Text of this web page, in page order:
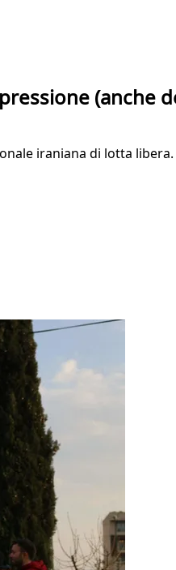
(anche
iraniana di lotta